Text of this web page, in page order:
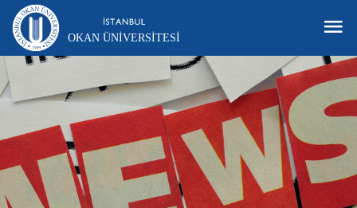
OKAN ÜNIVERSITESI